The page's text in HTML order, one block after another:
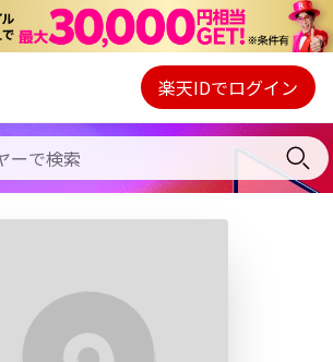
Webプレイヤー
ご契約内容の確認・変更
楽天IDでログイン